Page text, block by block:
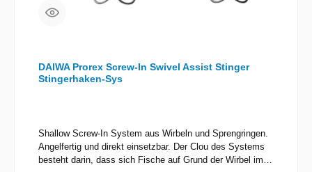
DAIWA Prorex Screw-In Swivel Assist Stinger
Stingerhaken-Sys
Shallow Screw-In System aus Wirbeln und Sprengringen.
Angelfertig und direkt einsetzbar. Der Clou des Systems
besteht darin, dass sich Fische auf Grund der Wirbel im